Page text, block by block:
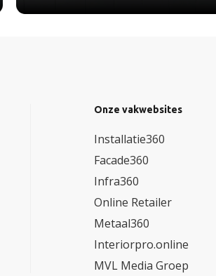
Onze vakwebsites
Installatie360
Facade360
Infra360
Online Retailer
Metaal360
Interiorpro.online
MVL Media Groep